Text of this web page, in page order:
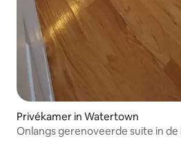
Privékamer in Watertown
Onlangs gerenoveerde suite in